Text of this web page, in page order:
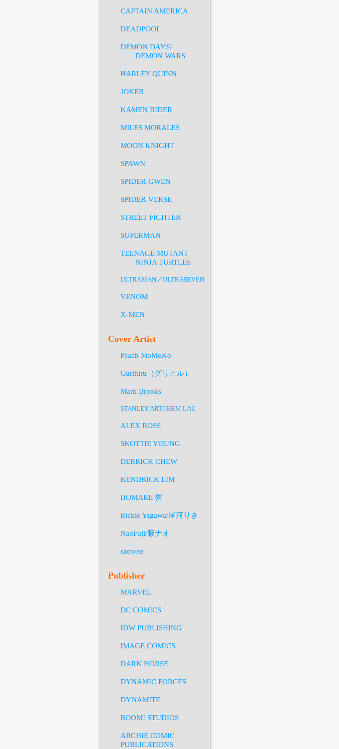
CAPTAIN AMERICA
DEADPOOL
DEMON DAYS/
DEMON WARS
HARLEY QUINN
JOKER
KAMEN RIDER
MILES MORALES
MOON KNIGHT
SPAWN
SPIDER-GWEN
SPIDER-VERSE
STREET FIGHTER
SUPERMAN
TEENAGE MUTANT
NINJA TURTLES
ULTRAMAN／ULTRASEVEN
VENOM
X-MEN
Cover Artist
Peach MoMoKo
Gurihiru（グリヒル）
Mark Brooks
STANLEY ARTGERM LAU
ALEX ROSS
SKOTTIE YOUNG
DERRICK CHEW
KENDRICK LIM
HOMARE 誉
Rickie Yagawa/屋河りき
NaoFuji/藤ナオ
saowee
Publisher
MARVEL
DC COMICS
IDW PUBLISHING
IMAGE COMICS
DARK HORSE
DYNAMIC FORCES
DYNAMITE
BOOM! STUDIOS
ARCHIE COMIC
PUBLICATIONS